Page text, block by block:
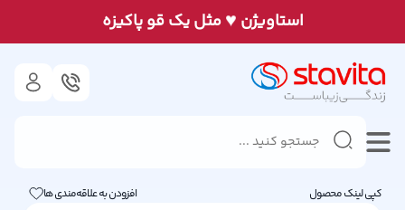
استاويژن ♥مثل يک قو پاكيزه
کپی لینک محصول
افزودن به علاقه‌مندی ها